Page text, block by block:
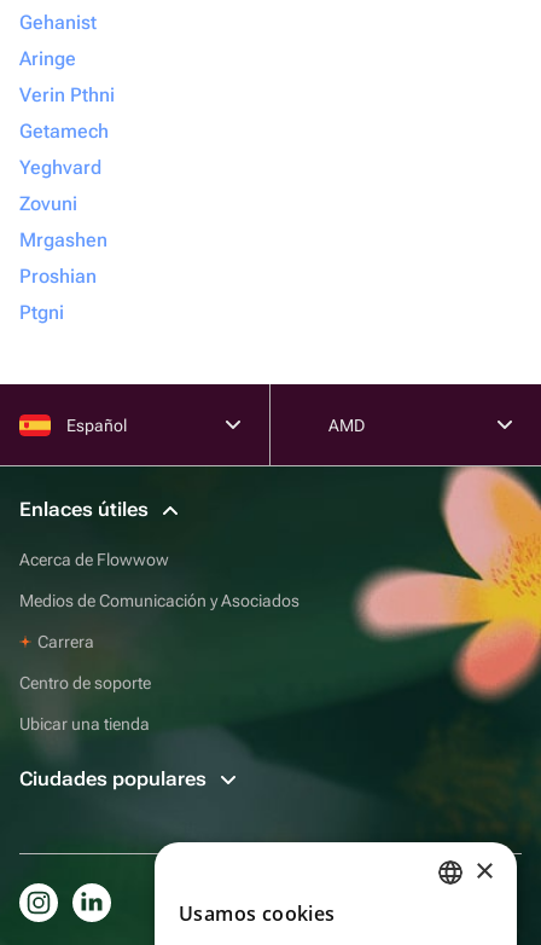
Gehanist
Aringe
Verin Pthni
Getamech
Yeghvard
Zovuni
Mrgashen
Proshian
Ptgni
Español AMD
Enlaces útiles
Acerca de Flowwow
Medios de Comunicación y Asociados
Carrera
Centro de soporte
Ubicar una tienda
Ciudades populares
×
Usamos cookies